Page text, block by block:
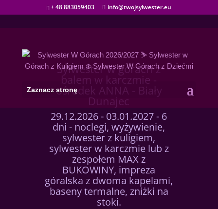
+ 48 883059403 info@twojsylwester.eu
Zaznacz stronę
Sylwester w górach z
balem w karczmie -
ośrodek ANNA - Biały
Dunajec
29.12.2026 - 03.01.2027 - 6
dni - noclegi, wyżywienie,
sylwester z kuligiem,
sylwester w karczmie lub z
zespołem MAX z
BUKOWINY, impreza
góralska z dwoma kapelami,
baseny termalne, zniżki na
stoki.